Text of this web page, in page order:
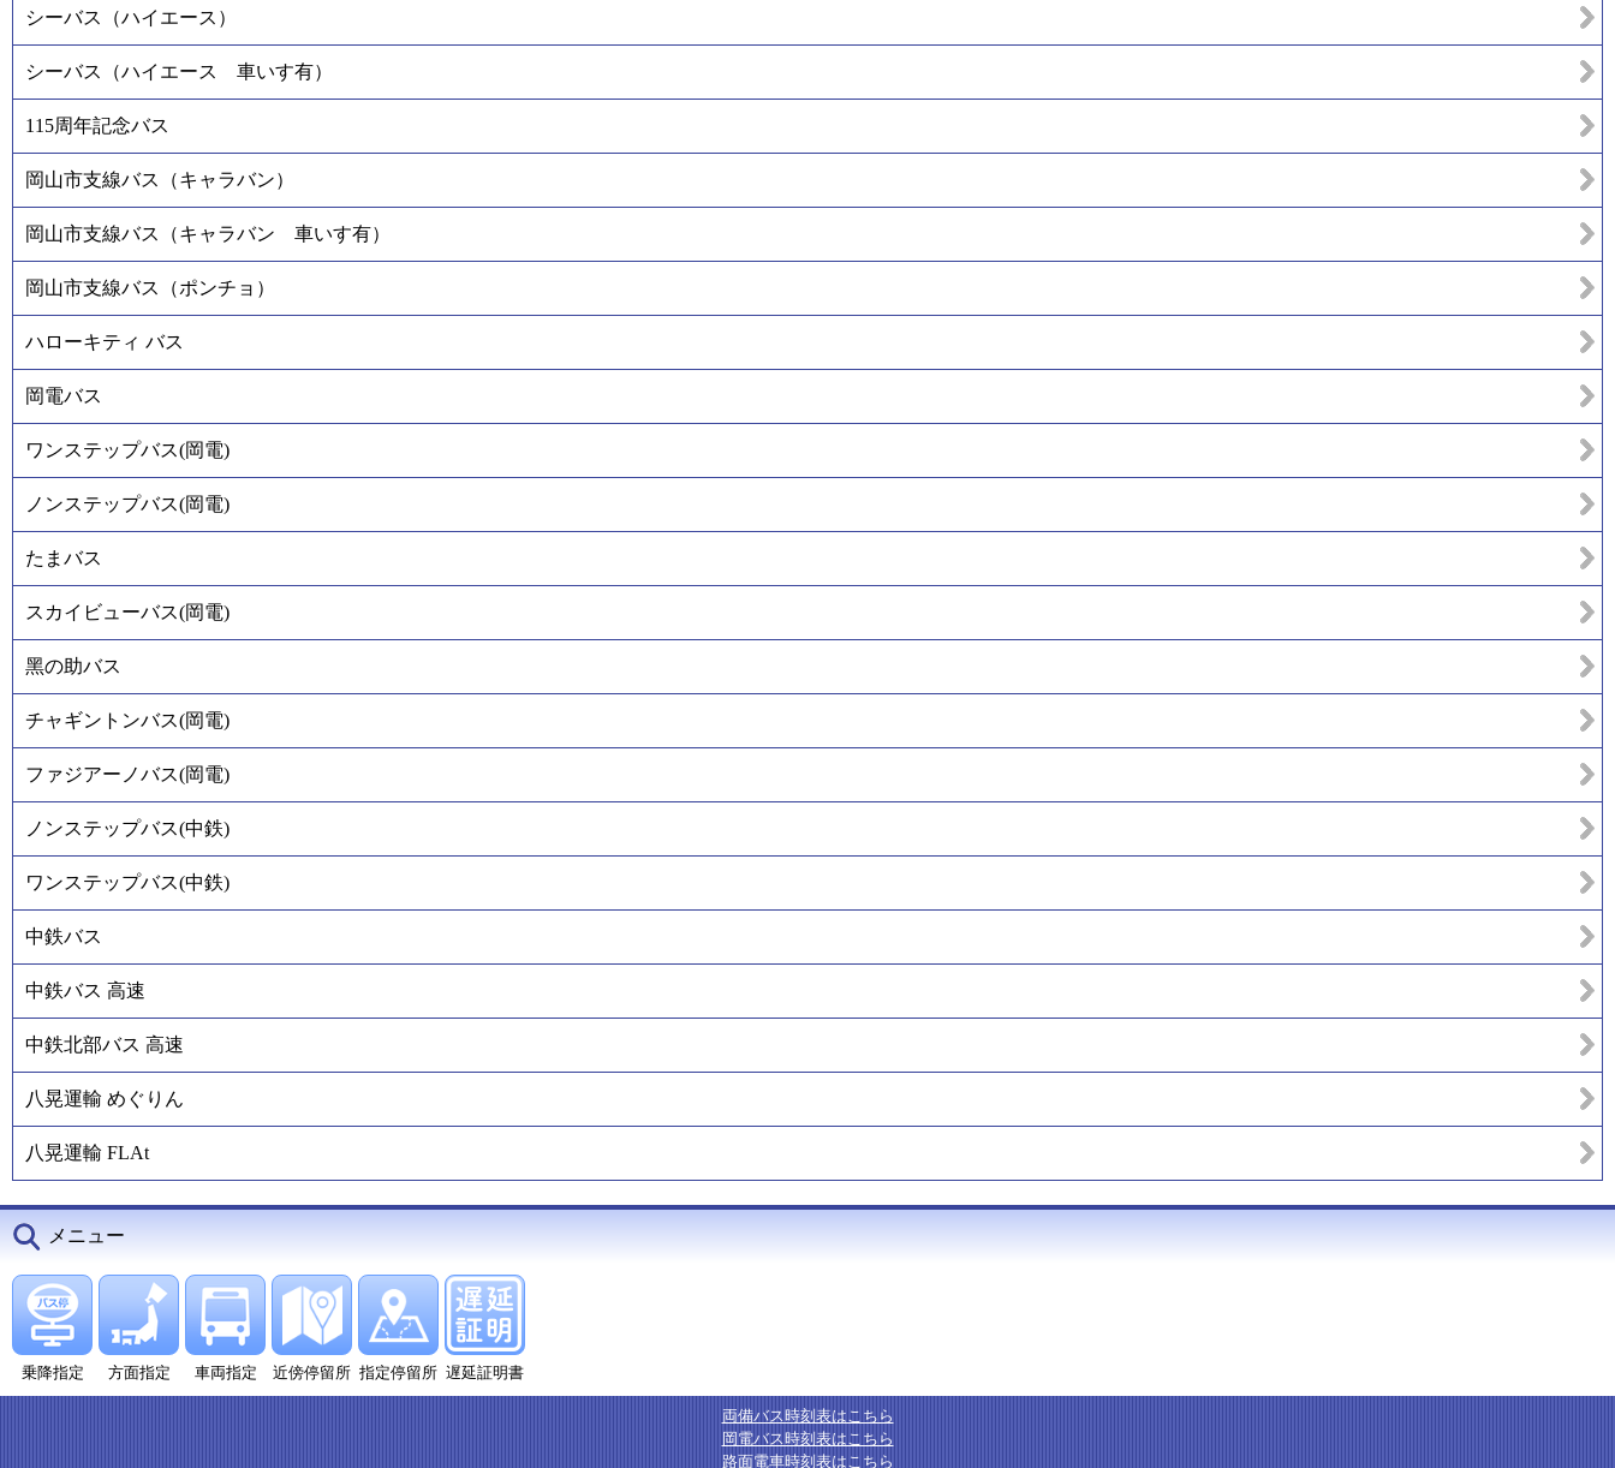
シーバス（ハイエース）
シーバス（ハイエース 車いす有）
115周年記念バス
岡山市支線バス（キャラバン）
岡山市支線バス（キャラバン 車いす有）
岡山市支線バス（ポンチョ）
ハローキティ バス
岡電バス
ワンステップバス(岡電)
ノンステップバス(岡電)
たまバス
スカイビューバス(岡電)
黑の助バス
チャギントンバス(岡電)
ファジアーノバス(岡電)
ノンステップバス(中鉄)
ワンステップバス(中鉄)
中鉄バス
中鉄バス 高速
中鉄北部バス 高速
八晃運輸 めぐりん
八晃運輸 FLAt
メニュー
乗降指定 方面指定 車両指定 近傍停留所 指定停留所 遅延証明書
両備バス時刻表はこちら
岡電バス時刻表はこちら
路面電車時刻表はこちら